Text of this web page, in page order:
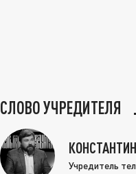
СЛОВО УЧРЕДИТЕЛЯ
Учредитель